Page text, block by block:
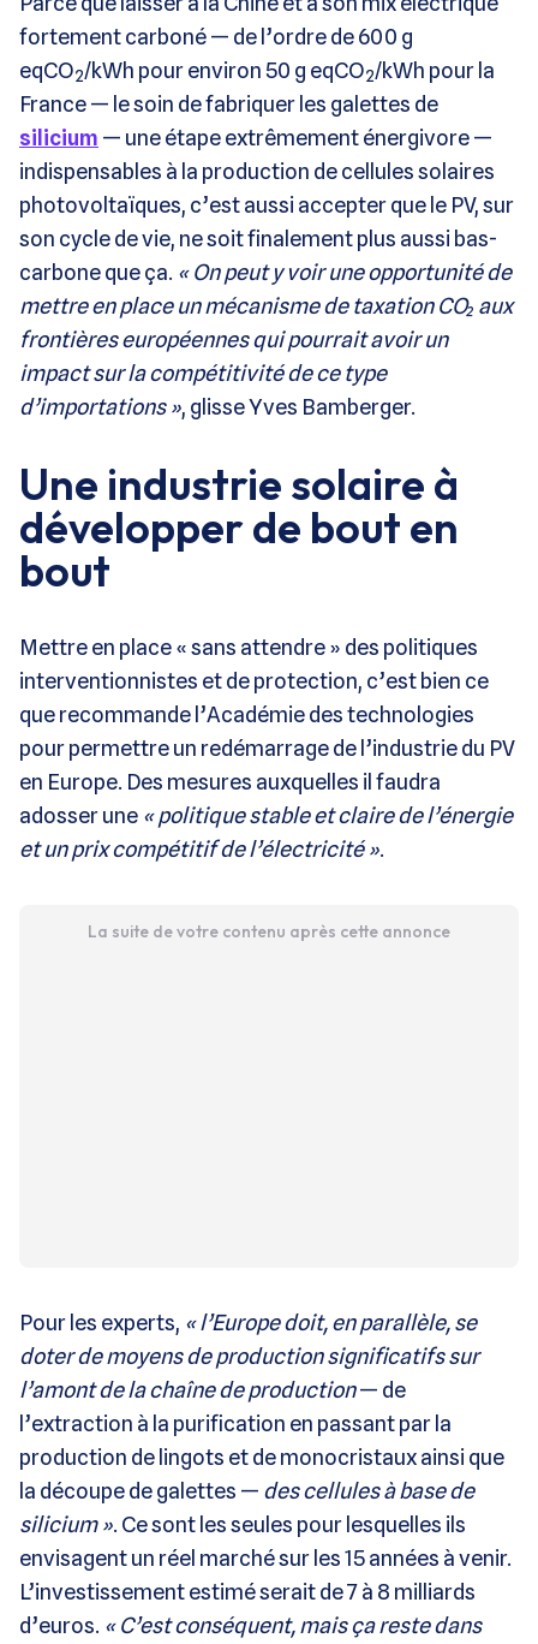
fortement carboné — de l’ordre de 600 g
eqCO2/kWh pour environ 50 g eqCO2/kWh pour la
France — le soin de fabriquer les galettes de
silicium — une étape extrêmement énergivore —
indispensables à la production de cellules solaires
photovoltaïques, c’est aussi accepter que le PV, sur
son cycle de vie, ne soit finalement plus aussi bas-
carbone que ça. « On peut y voir une opportunité de
mettre en place un mécanisme de taxation CO₂ aux
frontières européennes qui pourrait avoir un
impact sur la compétitivité de ce type
d’importations », glisse Yves Bamberger.
Une industrie solaire à
développer de bout en
bout
Mettre en place « sans attendre » des politiques
interventionnistes et de protection, c’est bien ce
que recommande l’Académie des technologies
pour permettre un redémarrage de l’industrie du PV
en Europe. Des mesures auxquelles il faudra
adosser une « politique stable et claire de l’énergie
et un prix compétitif de l’électricité ».
La suite de votre contenu après cette annonce
Pour les experts, « l’Europe doit, en parallèle, se
doter de moyens de production significatifs sur
l’amont de la chaîne de production— de
l’extraction à la purification en passant par la
production de lingots et de monocristaux ainsi que
la découpe de galettes — des cellules à base de
silicium ». Ce sont les seules pour lesquelles ils
envisagent un réel marché sur les 15 années à venir.
L’investissement estimé serait de 7 à 8 milliards
d’euros. « C’est conséquent, mais ça reste dans